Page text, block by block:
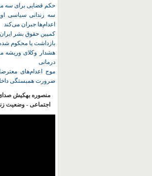
حکم قضایی برای سه
سه زندانی سیاسی
اعدام‌ها جبران می‌کند
بازداشت یا محکوم
درمانی
موج اعدام‌های
ضرورت همبستگی
منصوره بهکیش
اجتماعی - وضعیت